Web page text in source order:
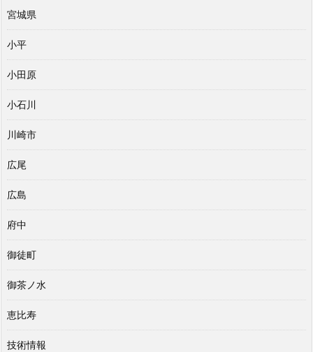
宮城県
小平
小田原
小石川
川崎市
広尾
広島
府中
御徒町
御茶ノ水
恵比寿
技術情報